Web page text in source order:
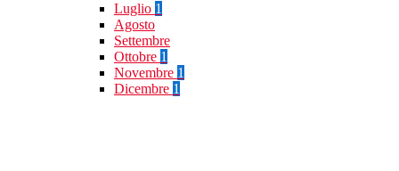
Luglio 1
Agosto
Settembre
Ottobre 1
Novembre 1
Dicembre 1